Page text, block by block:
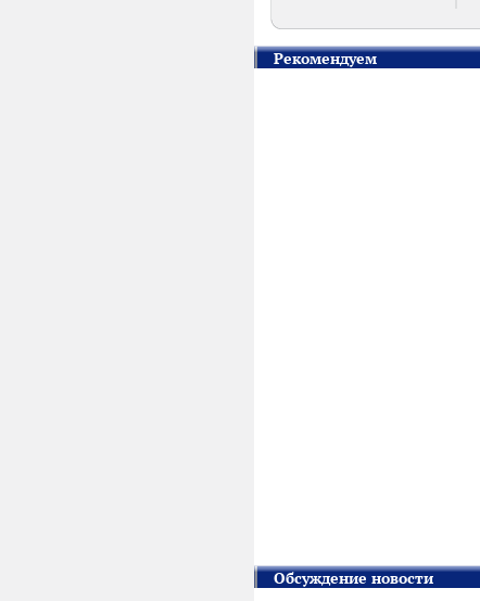
Рекомендуем
Обсуждение новости